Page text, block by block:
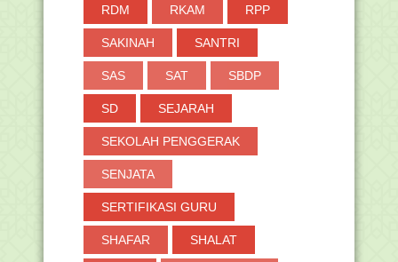
RDM RKAM RPP
SAKINAH SANTRI
SAS SAT SBDP
SD SEJARAH
SEKOLAH PENGGERAK
SENJATA
SERTIFIKASI GURU
SHAFAR SHALAT